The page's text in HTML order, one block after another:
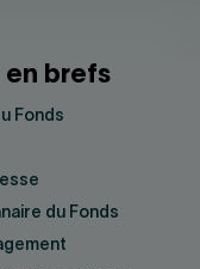
en brefs
Fonds
du Fonds